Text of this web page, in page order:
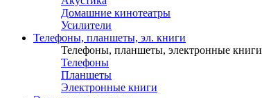
Домашние кинотеатры
Усилители
Телефоны, планшеты, эл. книги
Телефоны, планшеты, электронные книги
Телефоны
Планшеты
Электронные книги